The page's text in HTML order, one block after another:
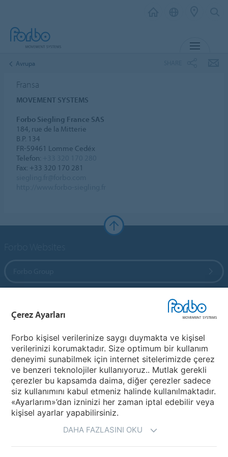
Avrupa
Fransa
MOVEMENT SYSTEMS
Forbo Siegling France SAS
184, rue de la Mitterie
B.P. 134
FR-59461 Lomme Cedéx
Telefon:
Fax: +33 320 170 281
Bir Ülke Seçiniz
Ülkenizi Seçiniz
Çerez Ayarları
Forbo kişisel verilerinize saygı duymakta ve kişisel
verilerinizi korumaktadır. Size optimum bir kullanım
deneyimi sunabilmek için internet sitelerimizde çerez
ve benzeri teknolojiler kullanıyoruz.. Mutlak gerekli
çerezler bu kapsamda daima, diğer çerezler sadece
siz kullanımını kabul etmeniz halinde kullanılmaktadır.
«Ayarlarım»’dan izninizi her zaman iptal edebilir veya
kişisel ayarlar yapabilirsiniz.
DAHA FAZLASINI OKU